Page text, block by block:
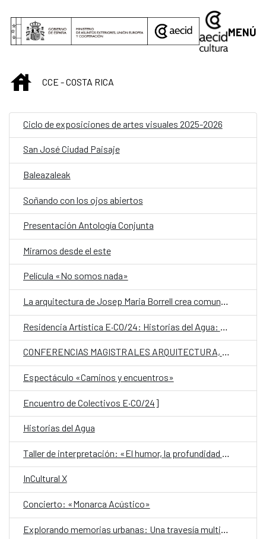
MENÚ
INICIO
CCE - COSTA RICA
Ciclo de exposiciones de artes visuales 2025-2026
San José Ciudad Paisaje
Baleazaleak
Soñando con los ojos abiertos
Presentación Antología Conjunta
Mirarnos desde el este
Película «No somos nada»
La arquitectura de Josep Maria Borrell crea comunidades y cambia mentalidades
CONFERENCIAS MAGISTRALES ARQUITECTURA, URBANISMO Y CAMBIO CLIMATICO.
Espectáculo «Caminos y encuentros»
Encuentro de Colectivos E·CO/24]
Historias del Agua
Taller de interpretación: «El humor, la profundidad del juego»
InCultural X
Concierto: «Monarca Acústico»